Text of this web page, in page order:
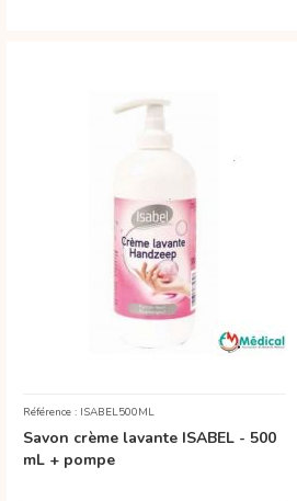
Référence : ISABEL500ML
Savon crème lavante ISABEL - 500
mL + pompe